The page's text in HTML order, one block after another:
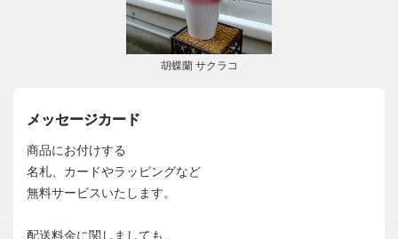
胡蝶蘭 サクラコ
メッセージカード
商品にお付けする
名札、カードやラッピングなど
無料サービスいたします。
配送料金に関しましても、